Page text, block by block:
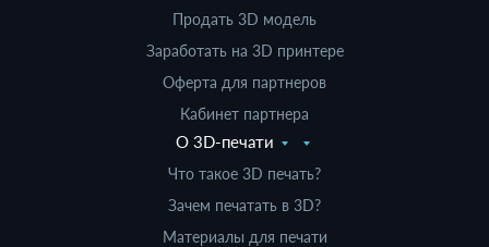
Продать 3D модель
Заработать на 3D принтере
Оферта для партнеров
Кабинет партнера
О 3D-печати
Что такое 3D печать?
Зачем печатать в 3D?
Материалы для печати